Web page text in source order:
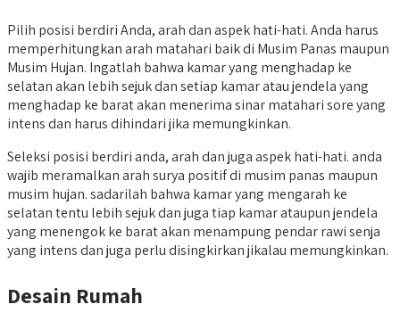
Pilih posisi berdiri Anda, arah dan aspek hati-hati. Anda harus
memperhitungkan arah matahari baik di Musim Panas maupun
Musim Hujan. Ingatlah bahwa kamar yang menghadap ke
selatan akan lebih sejuk dan setiap kamar atau jendela yang
menghadap ke barat akan menerima sinar matahari sore yang
intens dan harus dihindari jika memungkinkan.
Seleksi posisi berdiri anda, arah dan juga aspek hati-hati. anda
wajib meramalkan arah surya positif di musim panas maupun
musim hujan. sadarilah bahwa kamar yang mengarah ke
selatan tentu lebih sejuk dan juga tiap kamar ataupun jendela
yang menengok ke barat akan menampung pendar rawi senja
yang intens dan juga perlu disingkirkan jikalau memungkinkan.
Desain Rumah